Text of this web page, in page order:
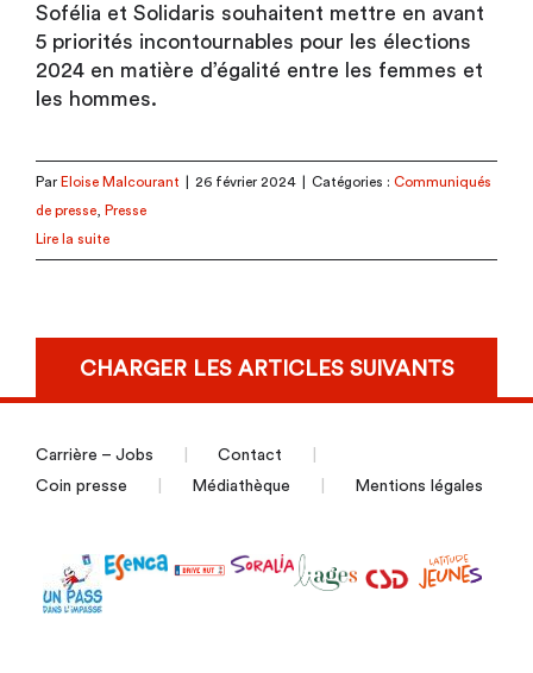
Sofélia et Solidaris souhaitent mettre en avant
5 priorités incontournables pour les élections
2024 en matière d’égalité entre les femmes et
les hommes.
Par Eloise Malcourant 26 février 2024 Catégories : Communiqués
de presse
Presse
Lire la suite
CHARGER LES ARTICLES SUIVANTS
Carrière – Jobs
Contact
Coin presse
Médiathèque Mentions légales